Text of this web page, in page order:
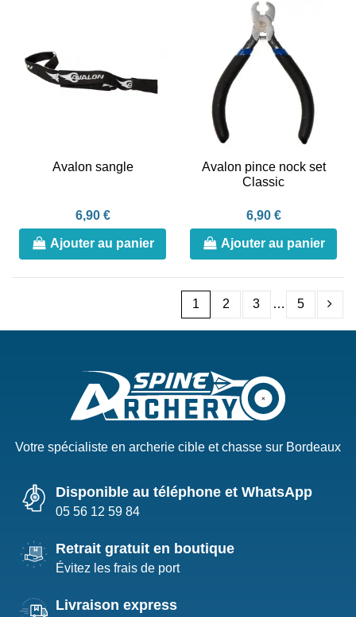
Avalon sangle
6,90 €
Ajouter au panier
Avalon pince nock set
Classic
6,90 €
Ajouter au panier
1 2 3 … 5
Votre spécialiste en archerie cible et chasse sur Bordeaux
Disponible au téléphone et WhatsApp
05 56 12 59 84
Retrait gratuit en boutique
Évitez les frais de port
Livraison express